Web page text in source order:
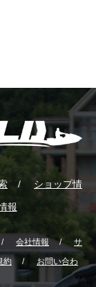
ショップ情
報
会社情報
サ
約
お問い合わ